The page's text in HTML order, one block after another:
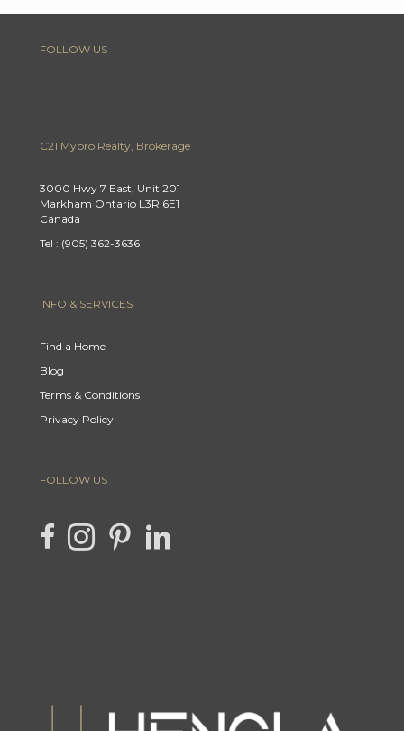
FOLLOW US
C21 Mypro Realty, Brokerage
3000 Hwy 7 East, Unit 201
Markham Ontario L3R 6E1
Canada
Tel : (905) 362-3636
INFO & SERVICES
Find a Home
Blog
Terms & Conditions
Privacy Policy
FOLLOW US
link to Hencla Homes Facebook page
Link to Hencla Homes Instagram page
link to Hencla Homes Pinterest page
link to Hencla Homes LinkedIn page